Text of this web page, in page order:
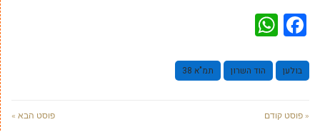
Facebook
בולען הוד השרון תמ"א 38
« פוסט קודם פוסט הבא »